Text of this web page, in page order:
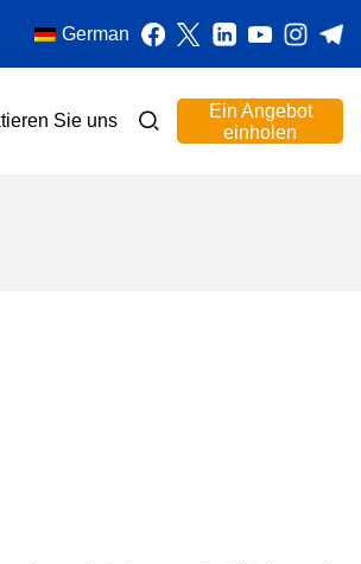
German
Sie uns
Ein Angebot
einholen